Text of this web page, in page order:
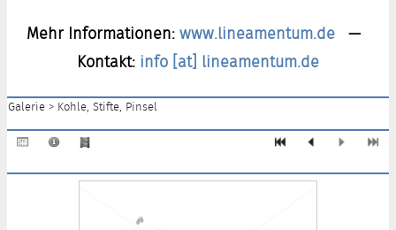
Mehr Informationen:www.lineamentum.de —
Kontakt: info [at] lineamentum.de
Galerie > Kohle, Stifte, Pinsel